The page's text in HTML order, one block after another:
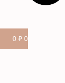
0 ₽ 0